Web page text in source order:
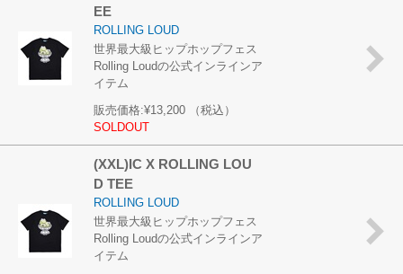
EE
ROLLING LOUD
世界最大級ヒップホップフェス
Rolling Loudの公式インラインア
イテム
販売価格:¥13,200
（税込）
SOLDOUT
(XXL)IC X ROLLING LOU
D TEE
ROLLING LOUD
世界最大級ヒップホップフェス
Rolling Loudの公式インラインア
イテム